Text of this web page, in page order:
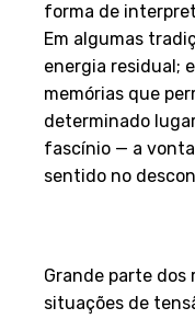
forma de
Em algumas
energia residual;
memórias que
determinado
fascínio — a
sentido no
Grande parte dos
situações de